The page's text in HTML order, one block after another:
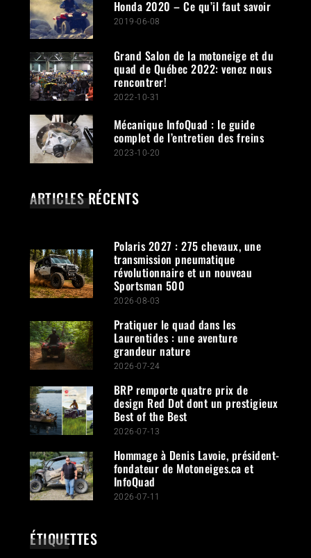
Honda 2020 – Ce qu’il faut savoir
2019-06-08
Grand Salon de la motoneige et du
quad de Québec 2022: venez nous
rencontrer!
2022-10-31
Mécanique InfoQuad : le guide
complet de l’entretien des freins
2023-10-20
ARTICLES RÉCENTS
Polaris 2027 : 275 chevaux, une
transmission pneumatique
révolutionnaire et un nouveau
Sportsman 500
2026-08-03
Pratiquer le quad dans les
Laurentides : une aventure
grandeur nature
2026-07-24
BRP remporte quatre prix de
design Red Dot dont un prestigieux
Best of the Best
2026-07-13
Hommage à Denis Lavoie, président-
fondateur de Motoneiges.ca et
InfoQuad
2026-07-11
ÉTIQUETTES